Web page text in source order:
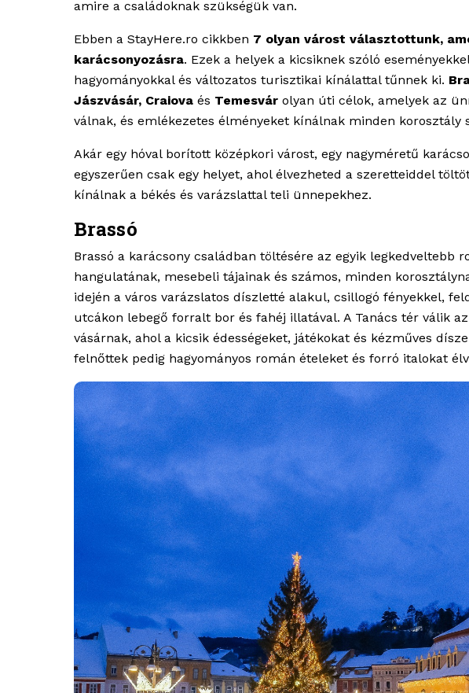
amire a családoknak szükségük van.
Ebben a StayHere.ro cikkben 7 olyan várost választottunk,
karácsonyozásra. Ezek a helyek a kicsiknek szóló
hagyományokkal és változatos turisztikai kínálattal tűnnek ki.
Jászvásár, Craiova és Temesvár olyan úti célok, amelyek az
válnak, és emlékezetes élményeket kínálnak minden korosztály
Akár egy hóval borított középkori várost, egy nagyméretű
egyszerűen csak egy helyet, ahol élvezheted a szeretteiddel
kínálnak a békés és varázslattal teli ünnepekhez.
Brassó
Brassó a karácsony családban töltésére az egyik legkedveltebb
hangulatának, mesebeli tájainak és számos, minden
idején a város varázslatos díszletté alakul, csillogó fényekkel,
utcákon lebegő forralt bor és fahéj illatával. A Tanács tér válik
vásárnak, ahol a kicsik édességeket, játékokat és kézműves
felnőttek pedig hagyományos román ételeket és forró italokat